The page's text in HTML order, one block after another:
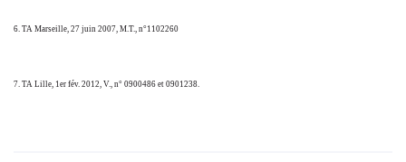
6. TA Marseille, 27 juin 2007, M.T., n°1102260
7. TA Lille, 1er fév. 2012, V., n° 0900486 et 0901238.